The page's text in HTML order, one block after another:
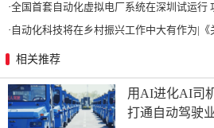
·全国首套自动化虚拟电厂系统在深圳试运行 功能匹
· 自动化科技将在乡村振兴工作中大有作为|《关于做好2023年
相关推荐
用AI进化AI司
打通自动驾驶